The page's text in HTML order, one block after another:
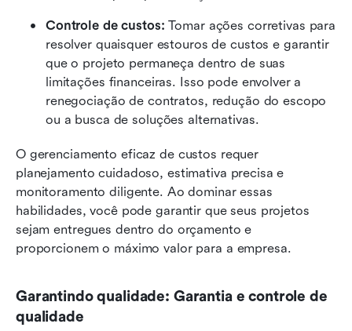
Controle de custos: Tomar ações corretivas para
resolver quaisquer estouros de custos e garantir
que o projeto permaneça dentro de suas
limitações financeiras. Isso pode envolver a
renegociação de contratos, redução do escopo
ou a busca de soluções alternativas.
O gerenciamento eficaz de custos requer
planejamento cuidadoso, estimativa precisa e
monitoramento diligente. Ao dominar essas
habilidades, você pode garantir que seus projetos
sejam entregues dentro do orçamento e
proporcionem o máximo valor para a empresa.
Garantindo qualidade: Garantia e controle de
qualidade